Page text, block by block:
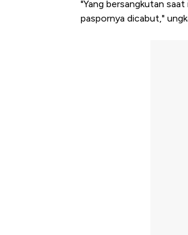
"Yang bersangkutan
paspornya dicabut,"